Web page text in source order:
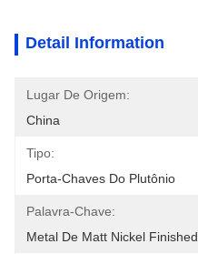
Detail Information
Lugar De Origem:
China
Tipo:
Porta-Chaves Do Plutônio
Palavra-Chave:
Metal De Matt Nickel Finished